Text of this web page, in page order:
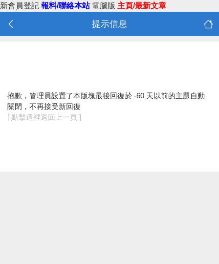
新會員登記 報料/聯絡本站 電腦版 主頁/最新文章
提示信息
抱歉，管理員設置了本版塊最後回復於 -60 天以前的主題自動
關閉，不再接受新回復
[ 點擊這裡返回上一頁 ]